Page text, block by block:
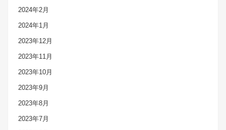
2024年2月
2024年1月
2023年12月
2023年11月
2023年10月
2023年9月
2023年8月
2023年7月